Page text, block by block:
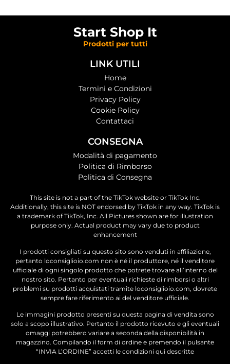
Start Shop It
Prodotti per tutti
LINK UTILI
Home
Termini e Condizioni
Privacy Policy
Cookie Policy
Contattaci
CONSEGNA
Modalità di pagamento
Politica di Rimborso
Politica di Consegna
This site is not a part of the TikTok website or TikTok Inc.
Additionally, this site is NOT endorsed by TikTok in any way. TikTok is
a trademark of TikTok, Inc. All Pictures shown are for illustration
purpose only. Actual product may vary due to product
enhancement
I prodotti consigliati su questo sito sono venduti in affiliazione,
pertanto loconsiglioio.com non è né il produttore, né il venditore
ufficiale di ogni singolo prodotto che potrete trovare all’interno del
nostro sito. Pertanto per eventuali richieste di rimborsi o altri
problemi su prodotti acquistati tramite loconsiglioio.com, dovrete
sempre fare riferimento ai del venditore ufficiale.
Le immagini prodotto presenti su questa pagina di vendita sono
solo a scopo illustrativo. Pertanto il prodotto ricevuto e gli eventuali
omaggi potrebbero variare a seconda della disponibilità in
magazzino. Compilando il form di ordine e premendo il pulsante
“INVIA L’ORDINE” accetti le condizioni qui descritte